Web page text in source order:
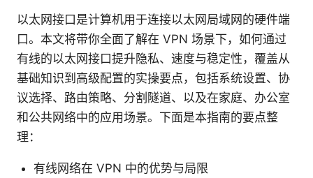
以太网接口是计算机用于连接以太网局域网的硬件端
口。本文将带你全面了解在 VPN 场景下，如何通过
有线的以太网接口提升隐私、速度与稳定性，覆盖从
基础知识到高级配置的实操要点，包括系统设置、协
议选择、路由策略、分割隧道、以及在家庭、办公室
和公共网络中的应用场景。下面是本指南的要点整
理：
有线网络在 VPN 中的优势与局限